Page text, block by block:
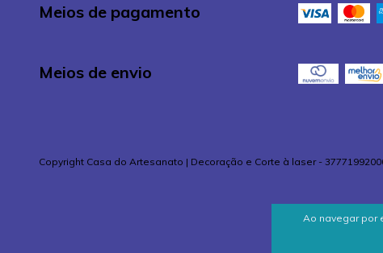
Ao navegar por
Meios de pagamento
Meios de envio
Copyright Casa do Artesanato | Decoração e Corte à laser -